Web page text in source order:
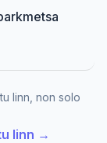
linn, non solo
linn →